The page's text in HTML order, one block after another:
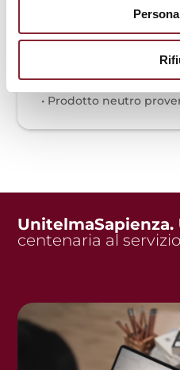
• Polsini e orlo a costine
• Coulisse con occhielli
• Cappuccio rivestito in
• Prodotto neutro
UnitelmaSapienza.
centenaria al